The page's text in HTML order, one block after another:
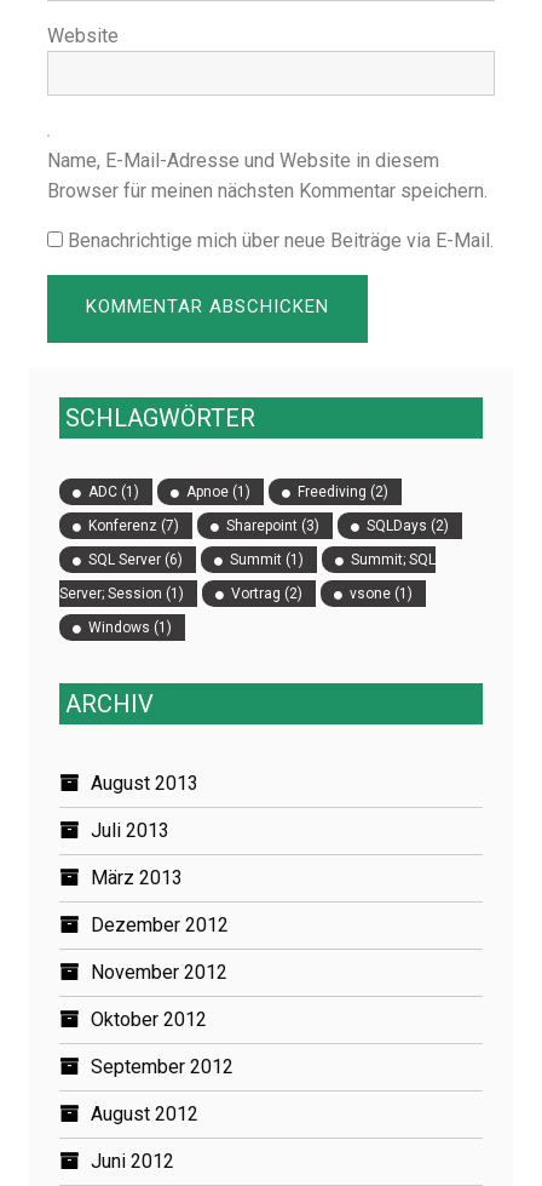
Website
Name, E-Mail-Adresse und Website in diesem
Browser für meinen nächsten Kommentar speichern.
Benachrichtige mich über neue Beiträge via E-Mail.
SCHLAGWÖRTER
ADC (1) Apnoe (1) Freediving (2)
Konferenz (7) Sharepoint (3) SQLDays (2)
SQL Server (6) Summit (1)
Summit; SQL
Server; Session (1) Vortrag (2) vsone (1)
Windows (1)
ARCHIV
August 2013
Juli 2013
März 2013
Dezember 2012
November 2012
Oktober 2012
September 2012
August 2012
Juni 2012